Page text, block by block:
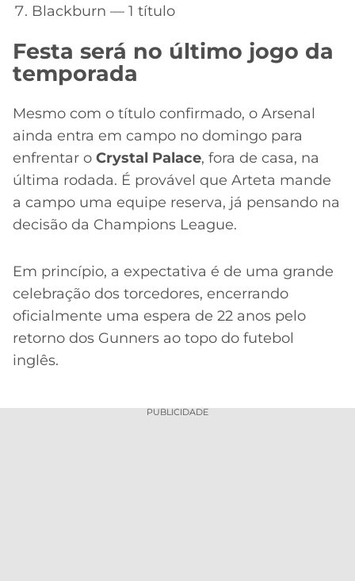
Blackburn — 1 título
Festa será no último jogo da
temporada
Mesmo com o título confirmado, o Arsenal
ainda entra em campo no domingo para
enfrentar o Crystal Palace, fora de casa, na
última rodada. É provável que Arteta mande
a campo uma equipe reserva, já pensando na
decisão da Champions League.
Em princípio, a expectativa é de uma grande
celebração dos torcedores, encerrando
oficialmente uma espera de 22 anos pelo
retorno dos Gunners ao topo do futebol
inglês.
PUBLICIDADE